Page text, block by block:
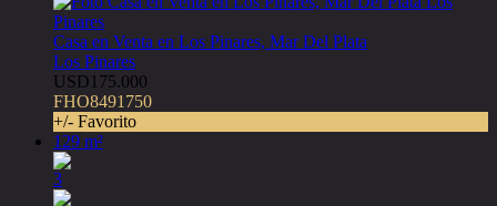
Casa en Venta en Los Pinares, Mar Del Plata
Los Pinares
USD175.000
FHO8491750
+/- Favorito
129 m²
3